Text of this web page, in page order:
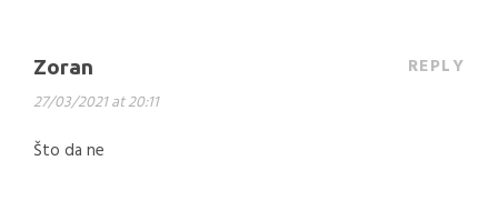
Zoran
27/03/2021 at 20:11
REPLY
Što da ne